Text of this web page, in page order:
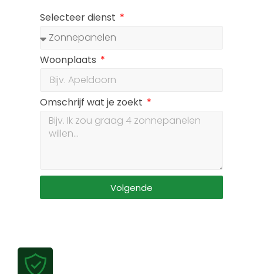
Selecteer dienst
Woonplaats
Omschrijf wat je zoekt
Volgende